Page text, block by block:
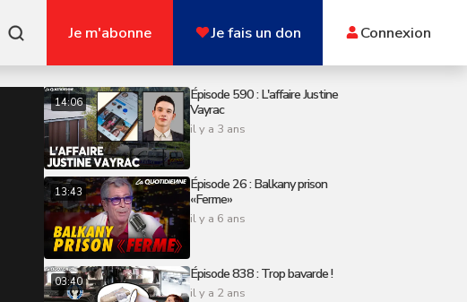
Je m'abonne Je fais un don Connexion
14:06
Épisode 590 : L'affaire Justine
Vayrac
il y a 3 ans
13:43
Épisode 26 : Balkany prison
«Ferme»
il y a 6 ans
03:40 Épisode 838 : Trop bavarde !
il y a 2 ans